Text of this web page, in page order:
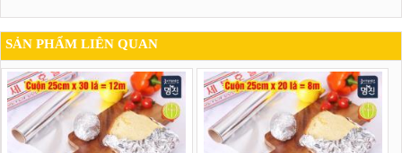
SẢN PHẨM LIÊN QUAN